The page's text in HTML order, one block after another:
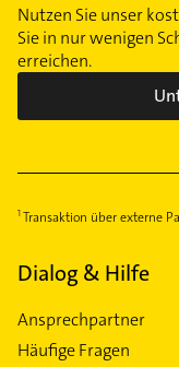
Nutzen Sie unser
Sie in nur wenigen
erreichen.
Transaktion über externe
Dialog & Hilfe
Ansprechpartner
Häufige Fragen